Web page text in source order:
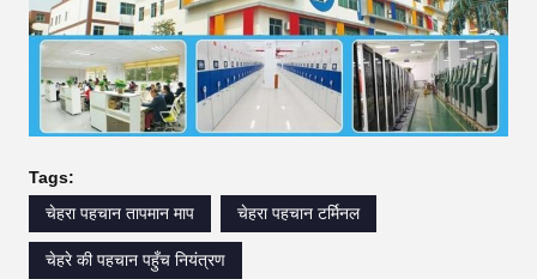
Tags:
चेहरा पहचान तापमान माप
चेहरा पहचान टर्मिनल
चेहरे की पहचान पहुँच नियंत्रण